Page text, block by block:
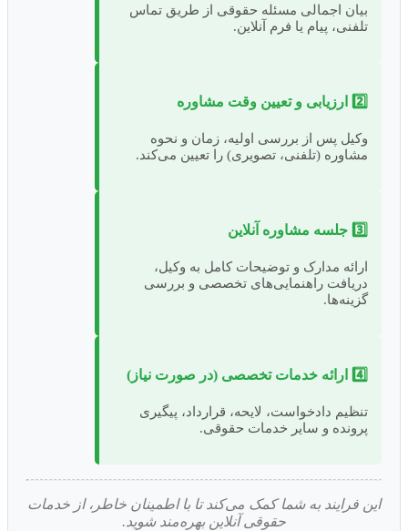
بیان اجمالی مسئله حقوقی از طریق تماس
تلفنی، پیام یا فرم آنلاین.
وکیل پس از بررسی اولیه، زمان و نحوه
مشاوره (تلفنی، تصویری) را تعیین می‌کند.
ارائه مدارک و توضیحات کامل به وکیل،
دریافت راهنمایی‌های تخصصی و بررسی
گزینه‌ها.
تنظیم دادخواست، لایحه، قرارداد، پیگیری
پرونده و سایر خدمات حقوقی.
فرایند به شما کمک می‌کند تا با اطمینان خاطر، از خدمات
حقوقی آنلاین بهره‌مند شوید.